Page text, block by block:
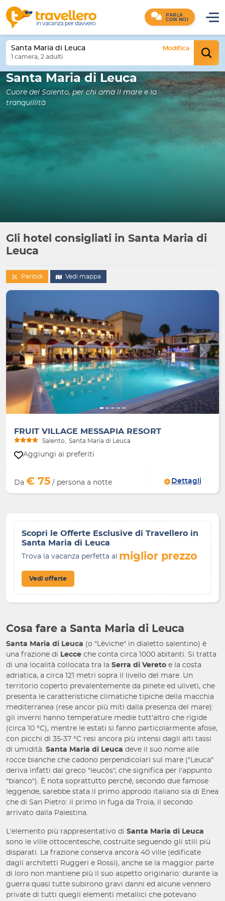
PARLA
CON NOI
Santa Maria di Leuca
Modifica
1 camera, 2 adulti
Santa Maria di Leuca
Cuore del Salento, per chi ama il mare e la
tranquillità
Gli hotel consigliati in Santa Maria di
Leuca
Periodi Vedi mappa
Indietro Avanti
FRUIT VILLAGE MESSAPIA RESORT
Salento Santa Maria di Leuca
Aggiungi ai preferiti
Da € 75 / persona a notte Dettagli
Scopri le Offerte Esclusive di Travellero in
Santa Maria di Leuca
Trova la vacanza perfetta al miglior prezzo
Vedi offerte
Cosa fare a Santa Maria di Leuca
Santa Maria di Leuca (o "Lèviche" in dialetto salentino) è
una frazione di Lecce che conta circa 1000 abitanti. Si tratta
di una località collocata tra la Serra di Vereto e la costa
adriatica, a circa 121 metri sopra il livello del mare. Un
territorio coperto prevalentemente da pinete ed uliveti, che
presenta le caratteristiche climatiche tipiche della macchia
mediterranea (rese ancor più miti dalla presenza del mare):
gli inverni hanno temperature medie tutt'altro che rigide
(circa 10 °C), mentre le estati si fanno particolarmente afose,
con picchi di 35-37 °C resi ancora più intensi dagli alti tassi
di umidità. Santa Maria di Leuca deve il suo nome alle
rocce bianche che cadono perpendicolari sul mare ("Leuca"
deriva infatti dal greco "leucòs", che significa per l'appunto
"bianco"). È nota soprattutto perché, secondo due famose
leggende, sarebbe stata il primo approdo italiano sia di Enea
che di San Pietro: il primo in fuga da Troia, il secondo
arrivato dalla Palestina.
L'elemento più rappresentativo di Santa Maria di Leuca
sono le ville ottocentesche, costruite seguendo gli stili più
disparati. La frazione conserva ancora 40 ville (edificate
dagli architetti Ruggeri e Rossi), anche se la maggior parte
di loro non mantiene più il suo aspetto originario: durante la
guerra quasi tutte subirono gravi danni ed alcune vennero
private di tutti quegli elementi metallici che potevano